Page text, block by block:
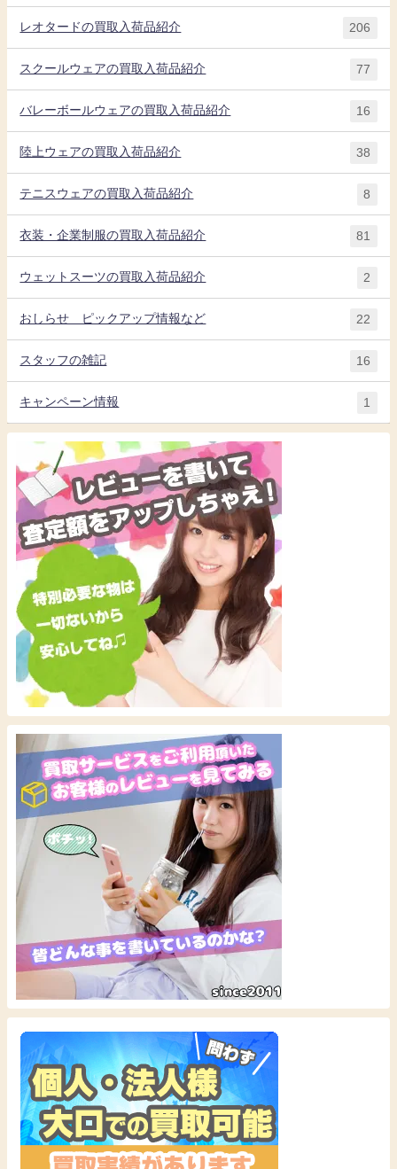
レオタードの買取入荷品紹介 206
スクールウェアの買取入荷品紹介 77
バレーボールウェアの買取入荷品紹介 16
陸上ウェアの買取入荷品紹介 38
テニスウェアの買取入荷品紹介 8
衣装・企業制服の買取入荷品紹介 81
ウェットスーツの買取入荷品紹介 2
おしらせ ピックアップ情報など 22
スタッフの雑記 16
キャンペーン情報 1